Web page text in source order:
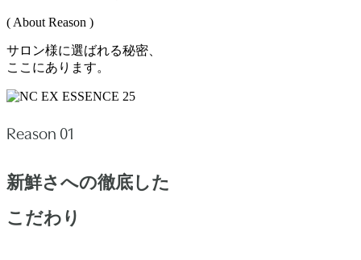
( About Reason )
サロン様に選ばれる秘密、
ここにあります。
Reason 01
新鮮さへの徹底した
こだわり